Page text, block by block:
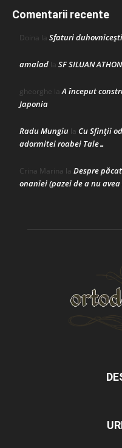
Comentarii recente
Doina la Sfaturi
amalad la SF SILUAN
gheorghe laA început
Japonia
Radu Mungiu la Cu Sfinții
adormitei roabei Tale…
Crina Marina la Despre
onaniei (pazei de a nu